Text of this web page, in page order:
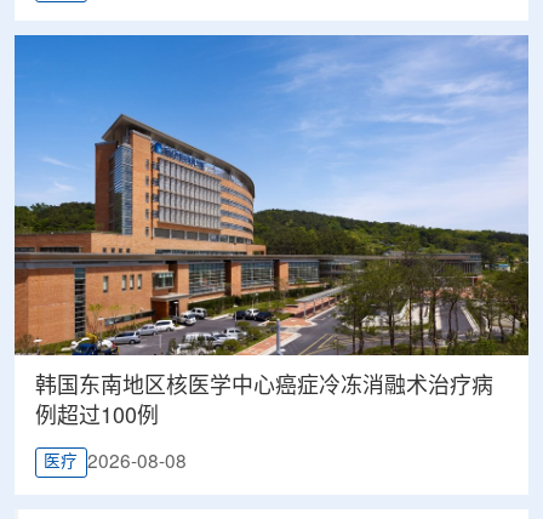
韩国东南地区核医学中心癌症冷冻消融术治疗病
例超过100例
医疗 2026-08-08